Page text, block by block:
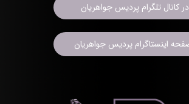
کانال تلگرام پردیس جواهریان
اینستاگرام پردیس جواهریان